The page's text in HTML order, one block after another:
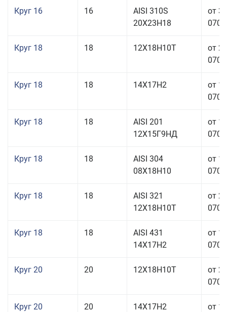
Круг 16 16
AISI 310S
20Х23Н18
от
Круг 18 18 12Х18Н10Т
от
Круг 18 18 14Х17Н2
от
Круг 18 18
AISI 201
12Х15Г9НД
от
Круг 18 18
AISI 304
08Х18Н10
от
Круг 18 18
AISI 321
12Х18Н10Т
от
Круг 18 18
AISI 431
14Х17Н2
от
Круг 20 20 12Х18Н10Т
от
Круг 20 20 14Х17Н2
от